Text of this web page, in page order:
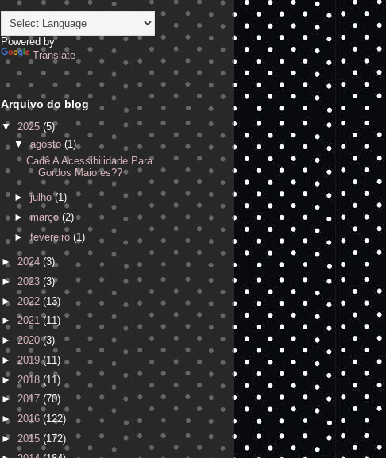
Powered by
Translate
Arquivo do blog
▼ 2025 (5)
▼agosto (1)
Cadê A Acessibilidade Para
Gordos Maiores??
►julho(1)
►março (2)
►fevereiro (1)
► 2024 (3)
► 2023 (3)
► 2022 (13)
► 2021(11)
►2020(3)
► 2019(11)
► 2018 (11)
► 2017 (70)
► 2016 (122)
► 2015 (172)